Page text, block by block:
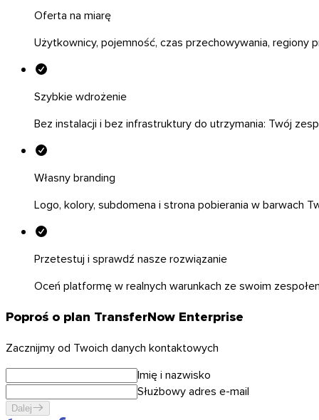
macOS
Oferta na miarę
Użytkownicy, pojemność, czas przechowywania,
Szybkie wdrożenie
Bez instalacji i bez infrastruktury do utrzymania: Twój
Własny branding
Logo, kolory, subdomena i strona pobierania w barwach
Przetestuj i sprawdź nasze rozwiązanie
Oceń platformę w realnych warunkach ze swoim
Poproś o plan TransferNow Enterprise
Zacznijmy od Twoich danych kontaktowych
Imię i nazwisko
Służbowy adres e-mail
Dalej